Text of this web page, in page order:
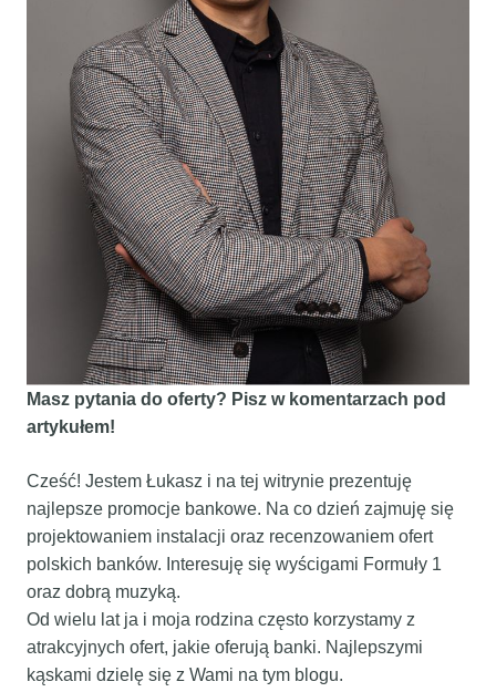
Masz pytania do oferty? Pisz w komentarzach pod
artykułem!
Cześć! Jestem Łukasz i na tej witrynie prezentuję
najlepsze promocje bankowe. Na co dzień zajmuję się
projektowaniem instalacji oraz recenzowaniem ofert
polskich banków. Interesuję się wyścigami Formuły 1
oraz dobrą muzyką.
Od wielu lat ja i moja rodzina często korzystamy z
atrakcyjnych ofert, jakie oferują banki. Najlepszymi
kąskami dzielę się z Wami na tym blogu.